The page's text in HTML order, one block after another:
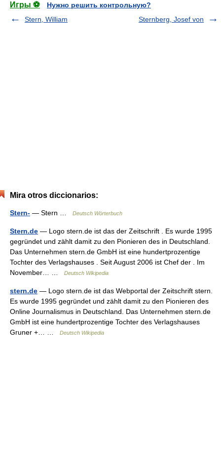
Игры ⚽
Нужно решить контрольную?
Stern, William
Sternberg, Josef von
Mira otros diccionarios:
Stern- — Stern … Deutsch Wörterbuch
Stern.de — Logo stern.de ist das der Zeitschrift . Es wurde 1995
gegründet und zählt damit zu den Pionieren des in Deutschland.
Das Unternehmen stern.de GmbH ist eine hundertprozentige
Tochter des Verlagshauses . Seit August 2006 ist Chef der . Im
November… …
Deutsch Wikipedia
stern.de — Logo stern.de ist das Webportal der Zeitschrift stern.
Es wurde 1995 gegründet und zählt damit zu den Pionieren des
Online Journalismus in Deutschland. Das Unternehmen stern.de
GmbH ist eine hundertprozentige Tochter des Verlagshauses
Gruner +… …
Deutsch Wikipedia